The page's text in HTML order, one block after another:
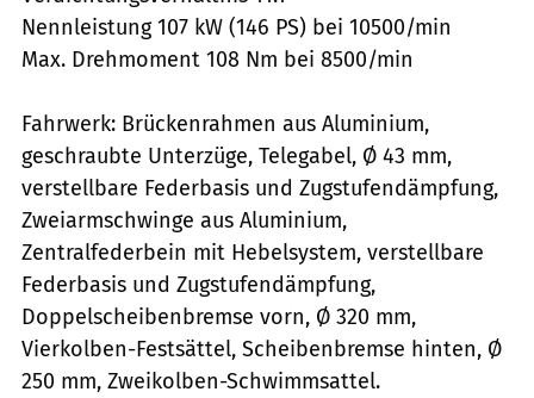
Nennleistung 107 kW (146 PS) bei 10500/min
Max. Drehmoment 108 Nm bei 8500/min
Fahrwerk: Brückenrahmen aus Aluminium,
geschraubte Unterzüge, Telegabel, Ø 43 mm,
verstellbare Federbasis und Zugstufendämpfung,
Zweiarmschwinge aus Aluminium,
Zentralfederbein mit Hebelsystem, verstellbare
Federbasis und Zugstufendämpfung,
Doppelscheibenbremse vorn, Ø 320 mm,
Vierkolben-Festsättel, Scheibenbremse hinten, Ø
250 mm, Zweikolben-Schwimmsattel.